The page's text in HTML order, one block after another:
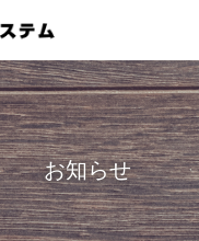
お知らせ